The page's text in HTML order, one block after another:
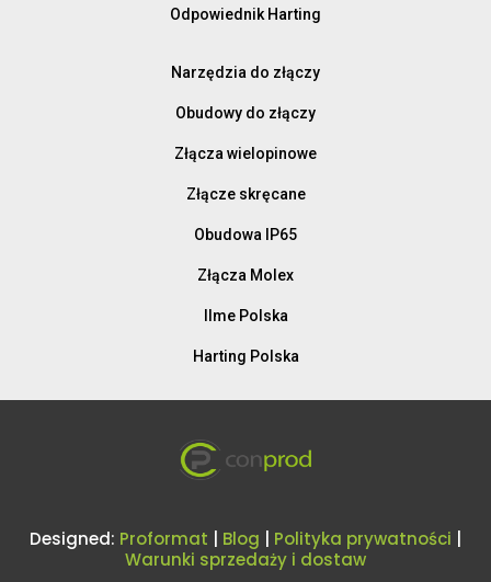
Odpowiednik Harting
Narzędzia do złączy
Obudowy do złączy
Złącza wielopinowe
Złącze skręcane
Obudowa IP65
Złącza Molex
Ilme Polska
Harting Polska
Designed: Proformat Blog Polityka prywatności
Warunki sprzedaży i dostaw